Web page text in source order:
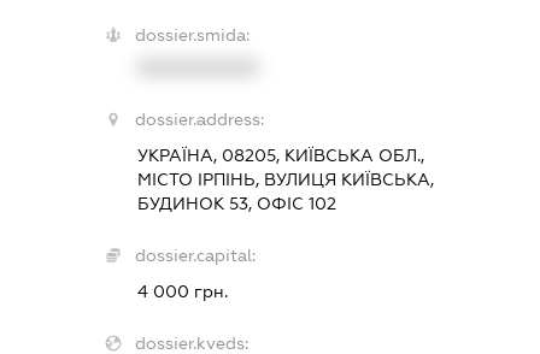
dossier.smida:
dossier.address:
УКРАЇНА, 08205, КИЇВСЬКА ОБЛ.,
МІСТО ІРПІНЬ, ВУЛИЦЯ КИЇВСЬКА,
БУДИНОК 53, ОФІС 102
dossier.capital:
4 000 грн.
dossier.kveds: